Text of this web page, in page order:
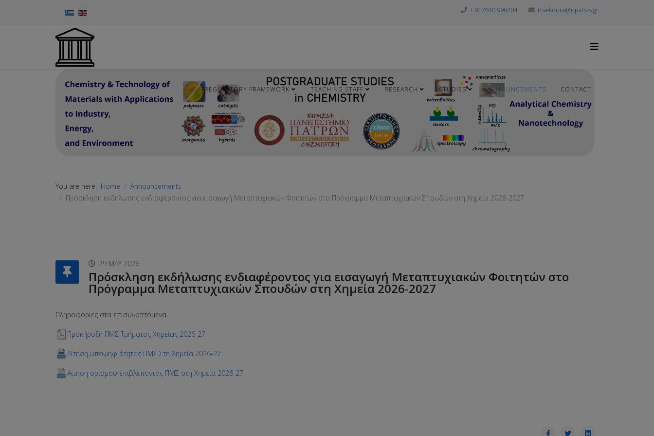
Select your language +30 2610 996204 rtsekoura@upatras.gr
REGULATORY FRAMEWORK TEACHING STAFF RESEARCH STUDIES ANNOUNCEMENTS CONTACT
You are here: Home
Announcements
Πρόσκληση εκδήλωσης ενδιαφέροντος για εισαγωγή Μεταπτυχιακών Φοιτητών στο Πρόγραμμα Μεταπτυχιακών Σπουδών στη Χημεία 2026-2027
29 MAY 2026
Πρόσκληση εκδήλωσης ενδιαφέροντος για εισαγωγή Μεταπτυχιακών Φοιτητών στο
Πρόγραμμα Μεταπτυχιακών Σπουδών στη Χημεία 2026-2027
Πληροφορίες στα επισυναπτόμενα.
Προκήρυξη ΠΜΣ Τμήματος Χημείας 2026-27
Αίτηση υποψηφιότητας ΠΜΣ Στη Χημεία 2026-27
Αίτηση ορισμού επιβλέποντος ΠΜΣ στη Χημεία 2026-27